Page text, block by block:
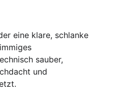
eine klare, schlanke
sauber,
und